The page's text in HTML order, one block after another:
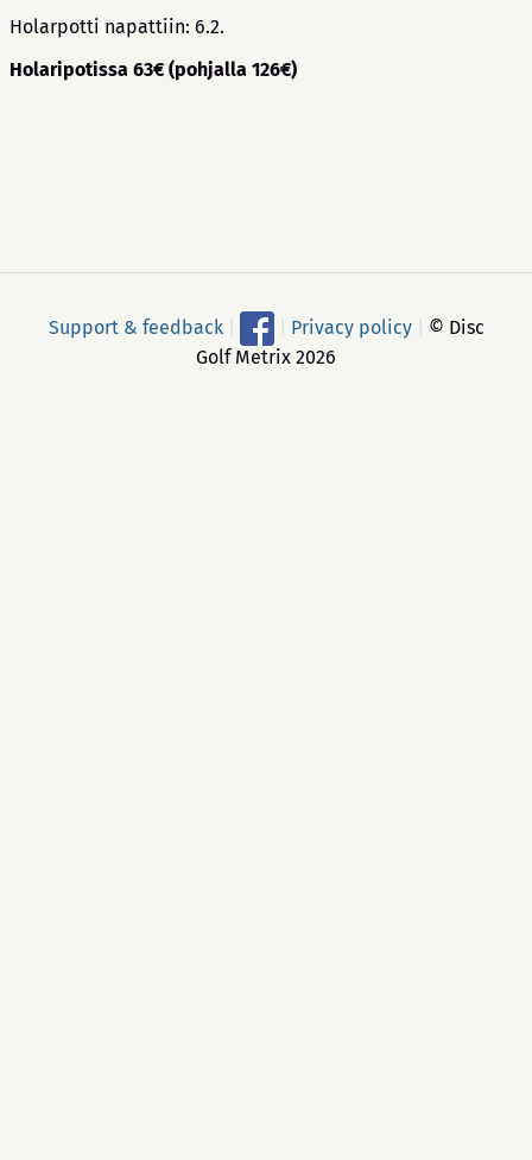
Holarpotti napattiin: 6.2.
Holaripotissa 63€ (pohjalla 126€)
Support & feedback Privacy policy
© Disc
Golf Metrix 2026